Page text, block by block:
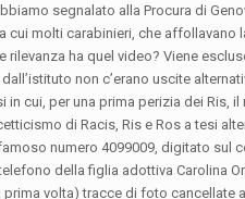
segnalato alla Procura di
cui molti carabinieri, che
rilevanza ha quel video? Viene
non c’erano uscite
in cui, per una prima perizia dei
di Racis, Ris e Ros a tesi
numero 4099009, digitato
della figlia adottiva Carolina
volta) tracce di foto